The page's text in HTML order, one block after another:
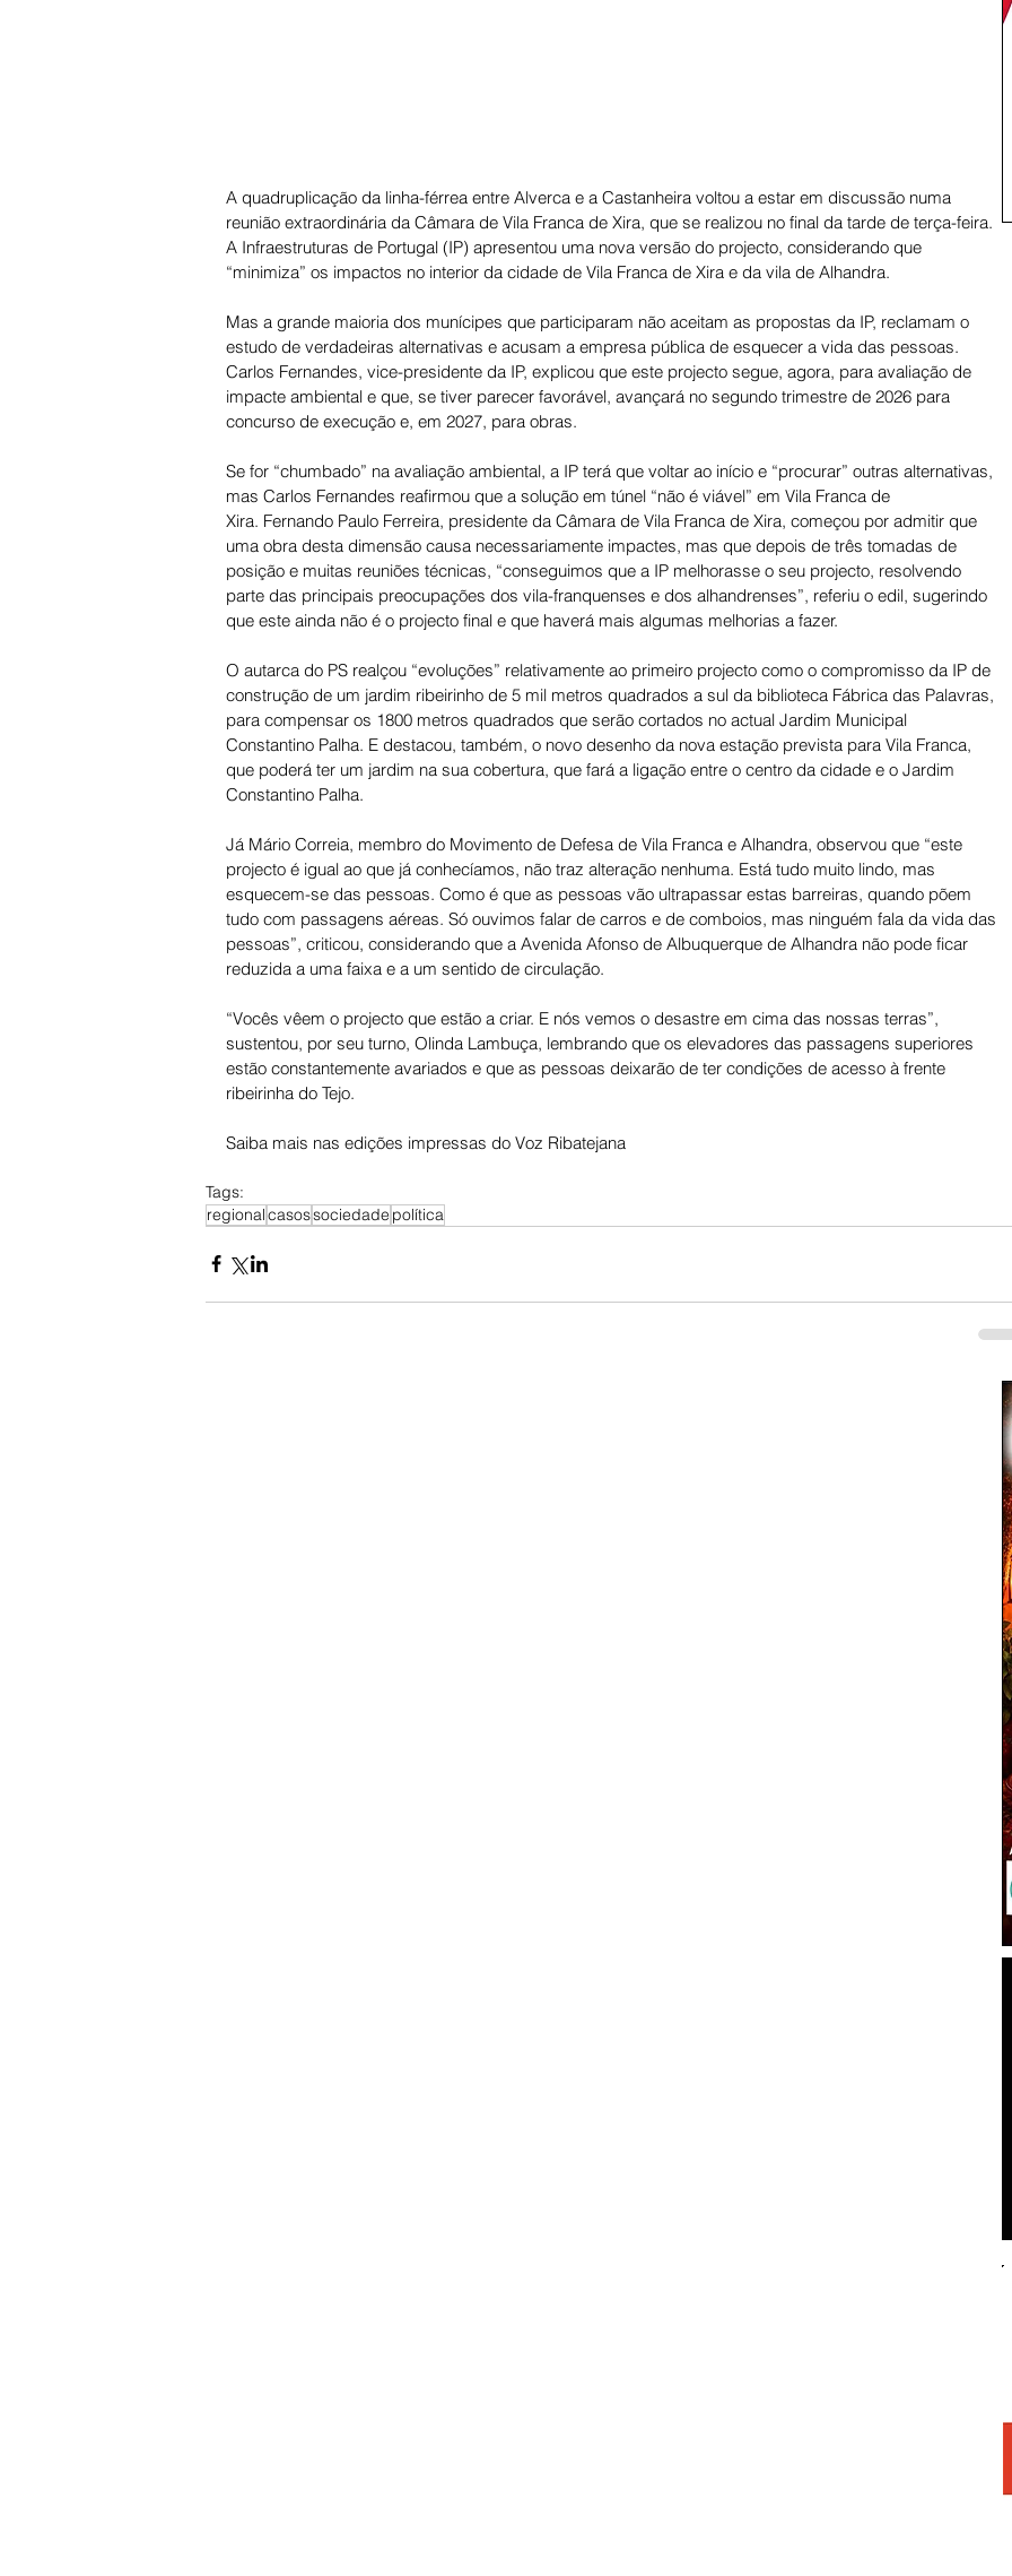
A quadruplicação da linha-férrea entre Alverca e a Castanheira voltou a estar em discussão numa
reunião extraordinária da Câmara de Vila Franca de Xira, que se realizou no final da tarde de terça-feira.
A Infraestruturas de Portugal (IP) apresentou uma nova versão do projecto, considerando que
“minimiza” os impactos no interior da cidade de Vila Franca de Xira e da vila de Alhandra.
Mas a grande maioria dos munícipes que participaram não aceitam as propostas da IP, reclamam o
estudo de verdadeiras alternativas e acusam a empresa pública de esquecer a vida das pessoas.
Carlos Fernandes, vice-presidente da IP, explicou que este projecto segue, agora, para avaliação de
impacte ambiental e que, se tiver parecer favorável, avançará no segundo trimestre de 2026 para
concurso de execução e, em 2027, para obras.
Se for “chumbado” na avaliação ambiental, a IP terá que voltar ao início e “procurar” outras alternativas,
mas Carlos Fernandes reafirmou que a solução em túnel “não é viável” em Vila Franca de
Xira. Fernando Paulo Ferreira, presidente da Câmara de Vila Franca de Xira, começou por admitir que
uma obra desta dimensão causa necessariamente impactes, mas que depois de três tomadas de
posição e muitas reuniões técnicas, “conseguimos que a IP melhorasse o seu projecto, resolvendo
parte das principais preocupações dos vila-franquenses e dos alhandrenses”, referiu o edil, sugerindo
que este ainda não é o projecto final e que haverá mais algumas melhorias a fazer.
O autarca do PS realçou “evoluções” relativamente ao primeiro projecto como o compromisso da IP de
construção de um jardim ribeirinho de 5 mil metros quadrados a sul da biblioteca Fábrica das Palavras,
para compensar os 1800 metros quadrados que serão cortados no actual Jardim Municipal
Constantino Palha. E destacou, também, o novo desenho da nova estação prevista para Vila Franca,
que poderá ter um jardim na sua cobertura, que fará a ligação entre o centro da cidade e o Jardim
Constantino Palha.
Já Mário Correia, membro do Movimento de Defesa de Vila Franca e Alhandra, observou que “este
projecto é igual ao que já conhecíamos, não traz alteração nenhuma. Está tudo muito lindo, mas
esquecem-se das pessoas. Como é que as pessoas vão ultrapassar estas barreiras, quando põem
tudo com passagens aéreas. Só ouvimos falar de carros e de comboios, mas ninguém fala da vida das
pessoas”, criticou, considerando que a Avenida Afonso de Albuquerque de Alhandra não pode ficar
reduzida a uma faixa e a um sentido de circulação.
“Vocês vêem o projecto que estão a criar. E nós vemos o desastre em cima das nossas terras”,
sustentou, por seu turno, Olinda Lambuça, lembrando que os elevadores das passagens superiores
estão constantemente avariados e que as pessoas deixarão de ter condições de acesso à frente
ribeirinha do Tejo.
Saiba mais nas edições impressas do Voz Ribatejana
Tags:
regionalcasossociedade política